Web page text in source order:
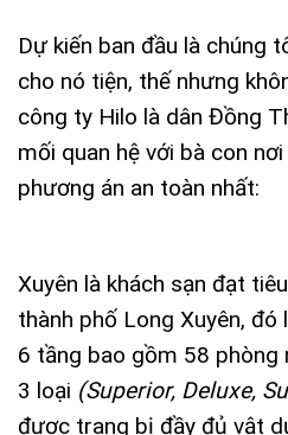
Dự kiến ban đầu là chúng
cho nó tiện, thế nhưng
công ty Hilo là dân Đồng
mối quan hệ với bà con
phương án an toàn nhất:
Xuyên là khách sạn đạt
thành phố Long Xuyên,
6 tầng bao gồm 58 phòng
3 loại (Superior, Deluxe,
được trang bị đầy đủ vật